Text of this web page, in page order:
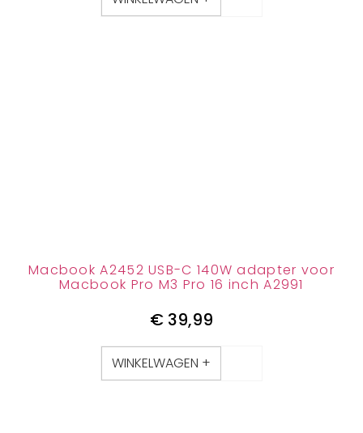
Macbook A2452 USB-C 140W adapter voor
Macbook Pro M3 Pro 16 inch A2991
€ 39,99
WINKELWAGEN +